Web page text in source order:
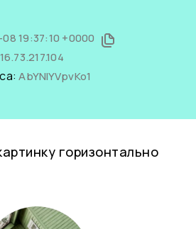
19:37:10 +0000
AbYNIYVpvKo1
горизонтально